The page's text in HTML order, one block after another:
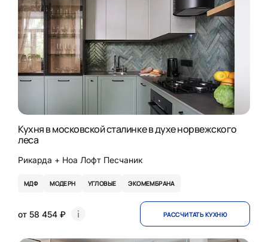
Кухня в московской сталинке в духе норвежского
леса
Рикарда + Ноа Лофт Песчаник
МДФ МОДЕРН УГЛОВЫЕ ЭКОМЕМБРАНА
от 58 454 ₽ РАССЧИТАТЬ КУХНЮ